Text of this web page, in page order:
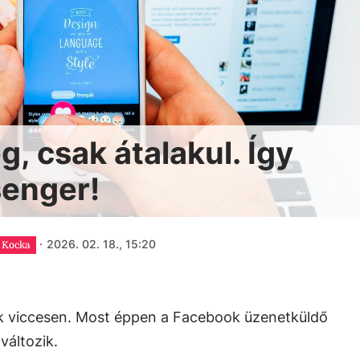
csak átalakul. Így
Kocka · 2026. 02. 18., 15:20
Most éppen a Facebook üzenetküldő